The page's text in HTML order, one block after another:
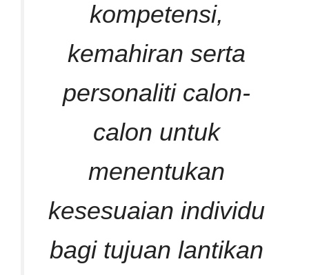
kompetensi,
kemahiran serta
personaliti calon-
calon untuk
menentukan
kesesuaian individu
bagi tujuan lantikan